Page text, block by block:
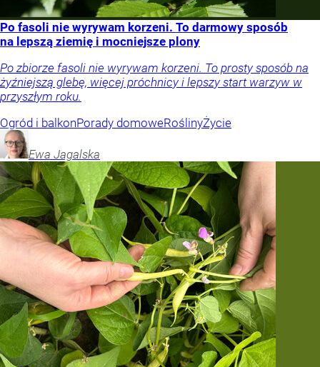
Po fasoli nie wyrywam korzeni. To darmowy sposób
na lepszą ziemię i mocniejsze plony
Po zbiorze fasoli nie wyrywam korzeni. To prosty sposób na
żyźniejszą glebę, więcej próchnicy i lepszy start warzyw w
przyszłym roku.
Ogród i balkonPorady domoweRoślinyŻycie
Ewa Jagalska